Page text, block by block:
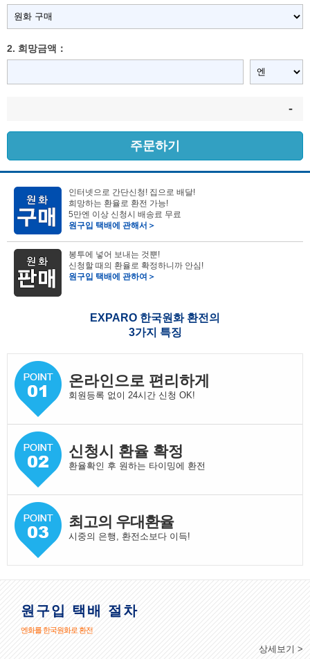
2. 희망금액：
-
주문하기
인터넷으로 간단신청! 집으로 배달!
희망하는 환율로 환전 가능!
5만엔 이상 신청시 배송료 무료
원구입 택배에 관해서＞
봉투에 넣어 보내는 것뿐!
신청할 때의 환율로 확정하니까 안심!
원구입 택배에 관하여＞
EXPARO 한국원화 환전의
3가지 특징
온라인으로 편리하게
회원등록 없이 24시간 신청 OK!
신청시 환율 확정
환율확인 후 원하는 타이밍에 환전
최고의 우대환율
시중의 은행, 환전소보다 이득!
원구입 택배 절차
엔화를 한국원화로 환전
상세보기 >